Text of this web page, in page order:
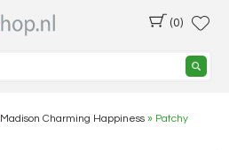
(0)
Madison Charming Happiness» Patchy